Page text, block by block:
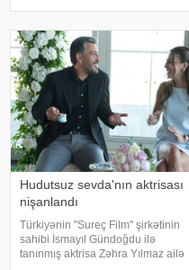
davam etdirən Akyürek "Mən
Hadisən
Hudutsuz sevda'nın aktrisası
nişanlandı
Türkiyənin "Sureç Film" şirkətinin
sahibi İsmayıl Gündoğdu ilə
tanınmış aktrisa Zəhra Yılmaz ailə